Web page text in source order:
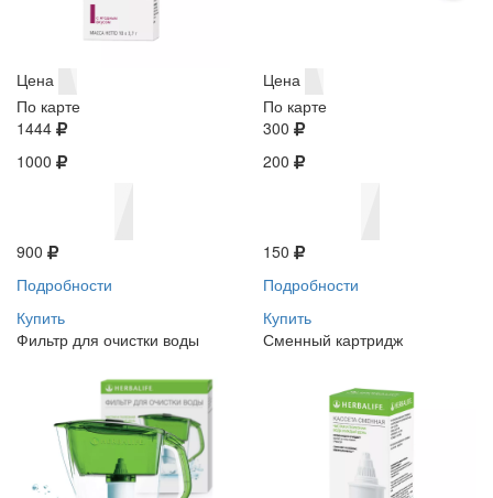
Цена
По карте
1444
1000
900
Подробности
Купить
Цена
По карте
300
200
150
Подробности
Купить
Фильтр для очистки воды
Сменный картридж